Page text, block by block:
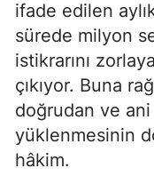
ifade edilen
sürede milyon
istikrarını
çıkıyor. Buna
doğrudan ve
yüklenmesinin
hâkim.